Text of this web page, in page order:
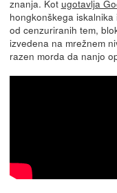
znanja. Kot ugotavlja
hongkonškega
od cenzuriranih tem,
izvedena na mrežnem
razen morda da nanjo